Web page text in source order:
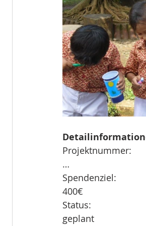
Projektnummer:
…
Spendenziel:
400€
Status:
geplant